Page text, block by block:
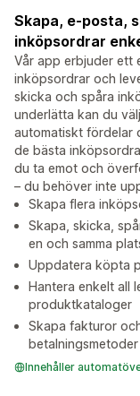
Skapa, e-posta,
inköpsordrar
Vår app erbjuder ett
inköpsordrar och
skicka och spåra
underlätta kan du
automatiskt fördelar
de bästa
du ta emot och
– du behöver inte
Skapa flera
Skapa, skicka,
en och samma
Uppdatera köpta
Hantera enkelt all
produktkataloger
Skapa fakturor
betalningsmetoder
Innehåller